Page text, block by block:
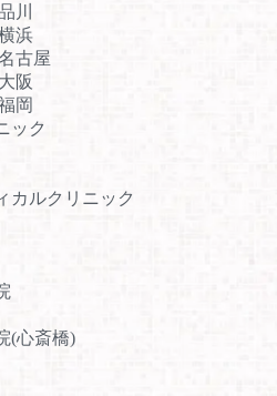
川
浜
古屋
阪
岡
ック
カルクリニック
(心斎橋)